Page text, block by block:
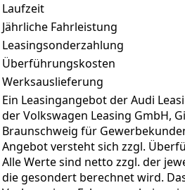
Laufzeit
Jährliche Fahrleistung
Leasingsonderzahlung
Überführungskosten
Werksauslieferung
Ein Leasingangebot der Audi
der Volkswagen Leasing GmbH,
Braunschweig für
Angebot versteht sich zzgl.
Alle Werte sind netto zzgl. der
die gesondert berechnet wird.